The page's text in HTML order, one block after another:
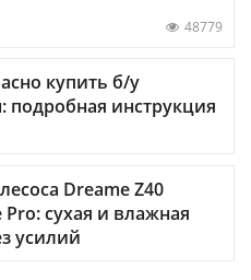
48779
купить б/у
подробная инструкция
Dreame Z40
Pro: сухая и влажная
усилий